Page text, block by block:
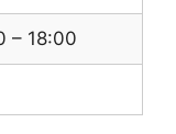
– 18:00